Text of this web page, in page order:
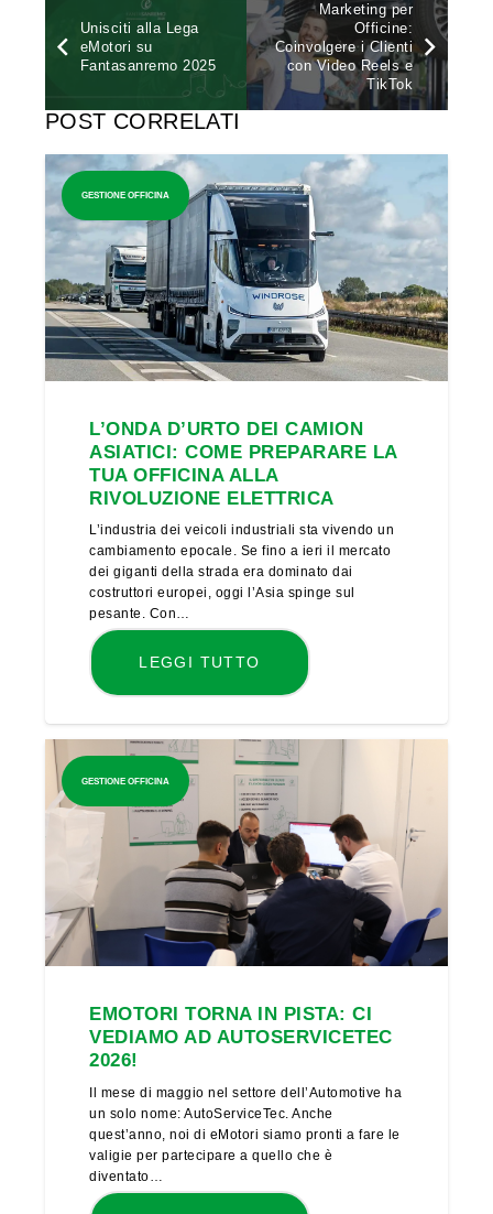
Unisciti alla Lega
eMotori su
Fantasanremo 2025
Marketing per
Officine:
Coinvolgere i Clienti
con Video Reels e
TikTok
POST CORRELATI
GESTIONE OFFICINA
L’ONDA D’URTO DEI CAMION
ASIATICI: COME PREPARARE LA
TUA OFFICINA ALLA
RIVOLUZIONE ELETTRICA
L’industria dei veicoli industriali sta vivendo un
cambiamento epocale. Se fino a ieri il mercato
dei giganti della strada era dominato dai
costruttori europei, oggi l’Asia spinge sul
pesante. Con…
LEGGI TUTTO
GESTIONE OFFICINA
EMOTORI TORNA IN PISTA: CI
VEDIAMO AD AUTOSERVICETEC
2026!
Il mese di maggio nel settore dell’Automotive ha
un solo nome: AutoServiceTec. Anche
quest’anno, noi di eMotori siamo pronti a fare le
valigie per partecipare a quello che è
diventato…